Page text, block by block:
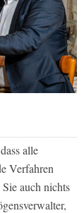
alle
Verfahren
auch nichts